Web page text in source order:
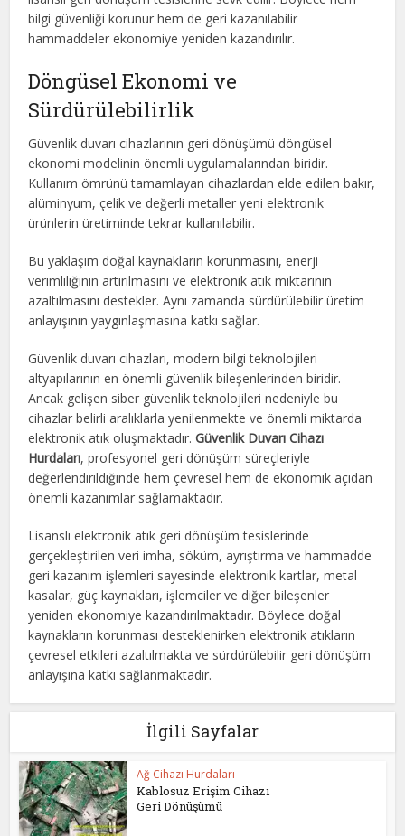
bilgi güvenliği korunur hem de geri kazanılabilir
hammaddeler ekonomiye yeniden kazandırılır.
Döngüsel Ekonomi ve
Sürdürülebilirlik
Güvenlik duvarı cihazlarının geri dönüşümü döngüsel
ekonomi modelinin önemli uygulamalarından biridir.
Kullanım ömrünü tamamlayan cihazlardan elde edilen bakır,
alüminyum, çelik ve değerli metaller yeni elektronik
ürünlerin üretiminde tekrar kullanılabilir.
Bu yaklaşım doğal kaynakların korunmasını, enerji
verimliliğinin artırılmasını ve elektronik atık miktarının
azaltılmasını destekler. Aynı zamanda sürdürülebilir üretim
anlayışının yaygınlaşmasına katkı sağlar.
Güvenlik duvarı cihazları, modern bilgi teknolojileri
altyapılarının en önemli güvenlik bileşenlerinden biridir.
Ancak gelişen siber güvenlik teknolojileri nedeniyle bu
cihazlar belirli aralıklarla yenilenmekte ve önemli miktarda
elektronik atık oluşmaktadır.Güvenlik Duvarı Cihazı
Hurdaları, profesyonel geri dönüşüm süreçleriyle
değerlendirildiğinde hem çevresel hem de ekonomik açıdan
önemli kazanımlar sağlamaktadır.
Lisanslı elektronik atık geri dönüşüm tesislerinde
gerçekleştirilen veri imha, söküm, ayrıştırma ve hammadde
geri kazanım işlemleri sayesinde elektronik kartlar, metal
kasalar, güç kaynakları, işlemciler ve diğer bileşenler
yeniden ekonomiye kazandırılmaktadır. Böylece doğal
kaynakların korunması desteklenirken elektronik atıkların
çevresel etkileri azaltılmakta ve sürdürülebilir geri dönüşüm
anlayışına katkı sağlanmaktadır.
İlgili Sayfalar
Ağ Cihazı Hurdaları
Kablosuz Erişim Cihazı
Geri Dönüşümü